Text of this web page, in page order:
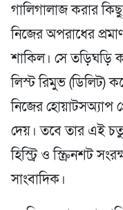
গালিগালাজ করার
নিজের অপরাধের
শাকিল। সে তড়িঘড়ি
লিস্ট রিমুভ (ডিলিট)
নিজের হোয়াটসঅ্যাপ
দেয়। তবে তার এই
হিস্ট্রি ও স্ক্রিনশট
সাংবাদিক।